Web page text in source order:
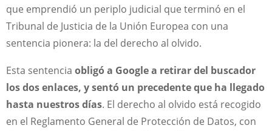
que emprendió un periplo judicial que terminó en el
Tribunal de Justicia de la Unión Europea con una
sentencia pionera: la del derecho al olvido.
Esta sentencia obligó a Google a retirar del buscador
los dos enlaces, y sentó un precedente que ha llegado
hasta nuestros días. El derecho al olvido está recogido
en el Reglamento General de Protección de Datos, con